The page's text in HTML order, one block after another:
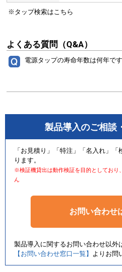
※タップ検索はこちら
よくある質問（Q&A）
電源タップの寿命年数は何年です
製品導入のご相談
「お見積り」「特注」「名入れ」「
ります。
※検証機貸出は動作検証を目的としており
ん
お問い合わせ
製品導入に関するお問い合わせ以外
【お問い合わせ窓口一覧】 よりお問